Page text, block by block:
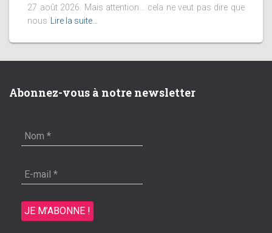
27 août 2026. Mais attention… cela ne veut pas dire que
nous
Lire la suite…
Abonnez-vous à notre newsletter